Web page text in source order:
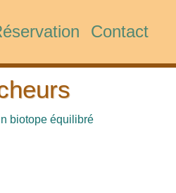
Contact
biotope équilibré